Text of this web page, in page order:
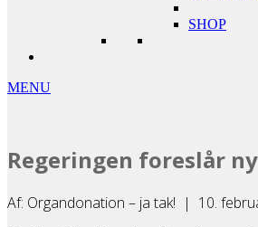
SHOP
MENU
Regeringen foreslår
Af: Organdonation – ja tak! | 10.